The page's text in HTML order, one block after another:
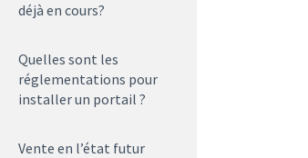
déjà en cours?
Quelles sont les
réglementations pour
installer un portail ?
Vente en l’état futur